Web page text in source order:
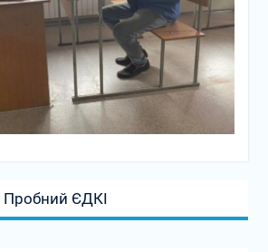
Попередній
запис:
Пробний ЄДКІ